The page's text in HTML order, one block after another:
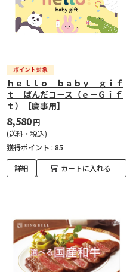
ｈｅｌｌｏ ｂａｂｙ ｇｉｆ
ｔ ぱんだコース（ｅ－Ｇｉｆ
ｔ）【慶事用】
8,580円
(送料・税込)
獲得ポイント : 85
詳細 カートに入れる